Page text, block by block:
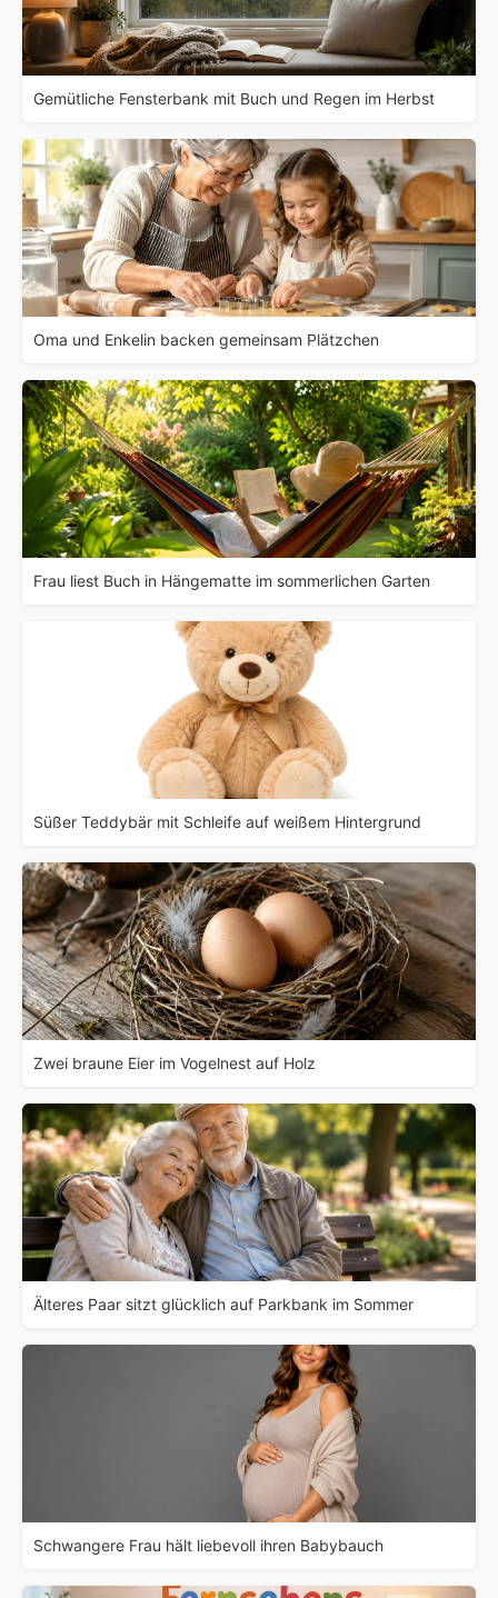
Gemütliche Fensterbank mit Buch und Regen im Herbst
Oma und Enkelin backen gemeinsam Plätzchen
Frau liest Buch in Hängematte im sommerlichen Garten
Süßer Teddybär mit Schleife auf weißem Hintergrund
Zwei braune Eier im Vogelnest auf Holz
Älteres Paar sitzt glücklich auf Parkbank im Sommer
Schwangere Frau hält liebevoll ihren Babybauch